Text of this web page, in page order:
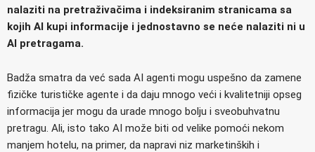
nalaziti na pretraživačima i indeksiranim stranicama sa
kojih AI kupi informacije i jednostavno se neće nalaziti ni u
AI pretragama.
Badža smatra da već sada AI agenti mogu uspešno da zamene
fizičke turističke agente i da daju mnogo veći i kvalitetniji opseg
informacija jer mogu da urade mnogo bolju i sveobuhvatnu
pretragu. Ali, isto tako AI može biti od velike pomoći nekom
manjem hotelu, na primer, da napravi niz marketinških i